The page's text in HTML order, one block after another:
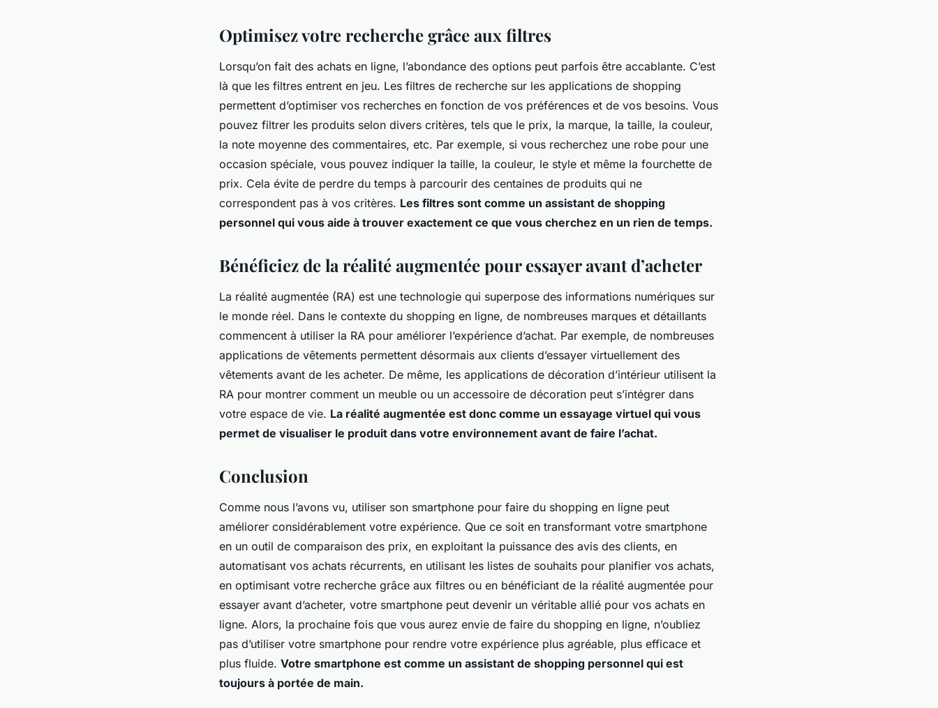
Optimisez votre recherche grâce aux filtres
Lorsqu’on fait des achats en ligne, l’abondance des options peut parfois être accablante. C’est
là que les filtres entrent en jeu. Les filtres de recherche sur les applications de shopping
permettent d’optimiser vos recherches en fonction de vos préférences et de vos besoins. Vous
pouvez filtrer les produits selon divers critères, tels que le prix, la marque, la taille, la couleur,
la note moyenne des commentaires, etc. Par exemple, si vous recherchez une robe pour une
occasion spéciale, vous pouvez indiquer la taille, la couleur, le style et même la fourchette de
prix. Cela évite de perdre du temps à parcourir des centaines de produits qui ne
correspondent pas à vos critères. Les filtres sont comme un assistant de shopping
personnel qui vous aide à trouver exactement ce que vous cherchez en un rien de temps.
Bénéficiez de la réalité augmentée pour essayer avant d’acheter
La réalité augmentée (RA) est une technologie qui superpose des informations numériques sur
le monde réel. Dans le contexte du shopping en ligne, de nombreuses marques et détaillants
commencent à utiliser la RA pour améliorer l’expérience d’achat. Par exemple, de nombreuses
applications de vêtements permettent désormais aux clients d’essayer virtuellement des
vêtements avant de les acheter. De même, les applications de décoration d’intérieur utilisent la
RA pour montrer comment un meuble ou un accessoire de décoration peut s’intégrer dans
votre espace de vie. La réalité augmentée est donc comme un essayage virtuel qui vous
permet de visualiser le produit dans votre environnement avant de faire l’achat.
Conclusion
Comme nous l’avons vu, utiliser son smartphone pour faire du shopping en ligne peut
améliorer considérablement votre expérience. Que ce soit en transformant votre smartphone
en un outil de comparaison des prix, en exploitant la puissance des avis des clients, en
automatisant vos achats récurrents, en utilisant les listes de souhaits pour planifier vos achats,
en optimisant votre recherche grâce aux filtres ou en bénéficiant de la réalité augmentée pour
essayer avant d’acheter, votre smartphone peut devenir un véritable allié pour vos achats en
ligne. Alors, la prochaine fois que vous aurez envie de faire du shopping en ligne, n’oubliez
pas d’utiliser votre smartphone pour rendre votre expérience plus agréable, plus efficace et
plus fluide. Votre smartphone est comme un assistant de shopping personnel qui est
toujours à portée de main.